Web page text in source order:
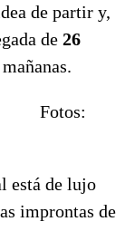
de partir y,
de 26
Fotos:
está de lujo
improntas de